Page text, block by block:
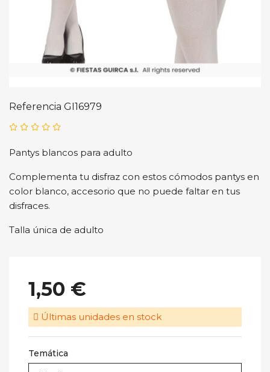
Referencia GI16979
Pantys blancos para adulto
Complementa tu disfraz con estos cómodos pantys en
color blanco, accesorio que no puede faltar en tus
disfraces.
Talla única de adulto
1,50 €
Últimas unidades en stock
Temática